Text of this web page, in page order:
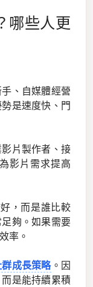
哪些人更
、自媒體經營
是速度快、門
片製作者、接
影片需求提高
，而是誰比較
夠。如果需要
率。
成長策略。因
是能持續累積